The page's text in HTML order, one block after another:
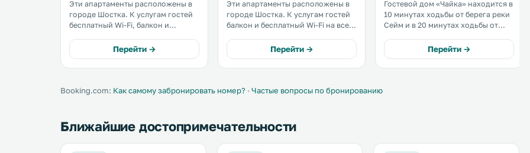
Эти апартаменты расположены в
городе Шостка. К услугам гостей
бесплатный Wi-Fi, балкон и
Кухня оснащена духовкой и
холодильником. Гостям
апартаментов «На Горького, 7А»
постельное белье. .
Перейти →
Эти апартаменты расположены в
городе Шостка. К услугам гостей
балкон и бесплатный Wi-Fi на всей
духовкой и холодильником.
Гостям этих апартаментов с
собственной кухней
постельное белье. .
Перейти →
Гостевой дом «Чайка» находится в
10 минутах ходьбы от берега реки
Сейм и в 20 минутах ходьбы от
имени Горького. За 5 минут можно
также дойти до Свято-
Николаевского монастыря. .
Перейти →
Booking.com: Как самому забронировать номер? · Частые вопросы по бронированию
Ближайшие достопримечательности